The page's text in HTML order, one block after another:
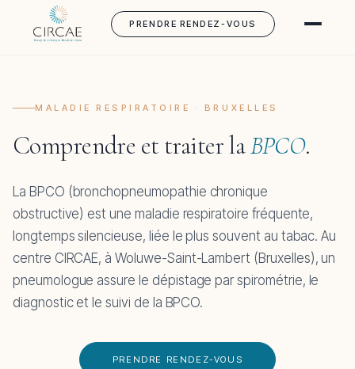
PRENDRE RENDEZ-VOUS
MALADIE RESPIRATOIRE · BRUXELLES
Comprendre et traiter laBPCO.
La BPCO (bronchopneumopathie chronique
obstructive) est une maladie respiratoire fréquente,
longtemps silencieuse, liée le plus souvent au tabac. Au
centre CIRCAE, à Woluwe-Saint-Lambert (Bruxelles), un
pneumologue assure le dépistage par spirométrie, le
diagnostic et le suivi de la BPCO.
PRENDRE RENDEZ-VOUS